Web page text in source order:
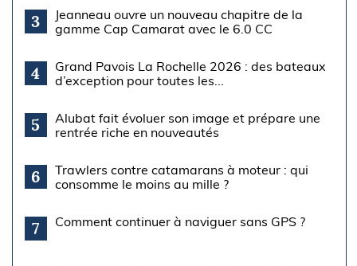
3
Jeanneau ouvre un nouveau chapitre de la
gamme Cap Camarat avec le 6.0 CC
4
Grand Pavois La Rochelle 2026 : des bateaux
d’exception pour toutes les...
5
Alubat fait évoluer son image et prépare une
rentrée riche en nouveautés
6
Trawlers contre catamarans à moteur : qui
consomme le moins au mille ?
7 Comment continuer à naviguer sans GPS ?